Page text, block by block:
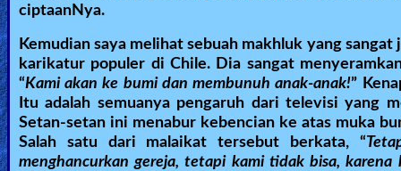
ciptaanNya.
Kemudian saya melihat sebuah makhluk yang
karikatur populer di Chile. Dia sangat
“Kami akan ke bumi dan membunuh anak-anak!”
Itu adalah semuanya pengaruh dari televisi yang
Setan-setan ini menabur kebencian ke atas muka
Salah satu dari malaikat tersebut berkata, “
menghancurkan gereja, tetapi kami tidak bisa,